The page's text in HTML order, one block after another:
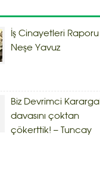
İş Cinayetleri Raporu
Neşe Yavuz
Biz Devrimci
davasını çoktan
çökerttik! – Tuncay